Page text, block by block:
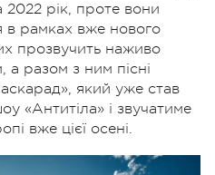
2022 рік, проте вони
в рамках вже нового
прозвучить наживо
а разом з ним пісні
який уже став
«Антитіла» і звучатиме
вже цієї осені.